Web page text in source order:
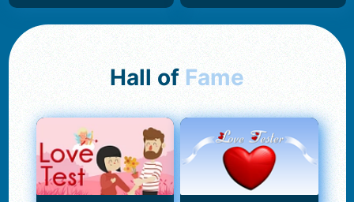
Hall of Fame